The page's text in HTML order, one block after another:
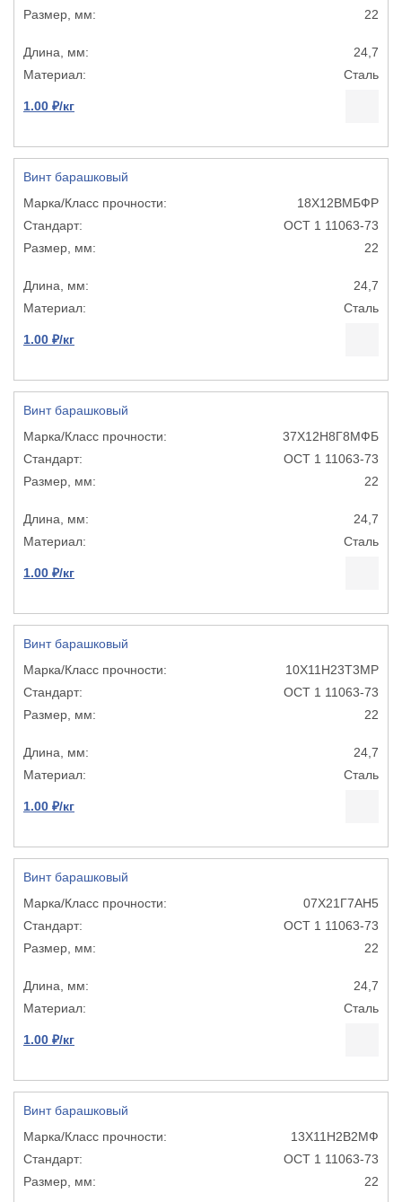
22
24,7
Сталь
1.00 ₽/кг
Винт барашковый
18Х12ВМБФР
ОСТ 1 11063-73
22
24,7
Сталь
1.00 ₽/кг
Винт барашковый
37Х12Н8Г8МФБ
ОСТ 1 11063-73
22
24,7
Сталь
1.00 ₽/кг
Винт барашковый
10Х11Н23Т3МР
ОСТ 1 11063-73
22
24,7
Сталь
1.00 ₽/кг
Винт барашковый
07Х21Г7АН5
ОСТ 1 11063-73
22
24,7
Сталь
1.00 ₽/кг
Винт барашковый
13Х11Н2В2МФ
ОСТ 1 11063-73
22